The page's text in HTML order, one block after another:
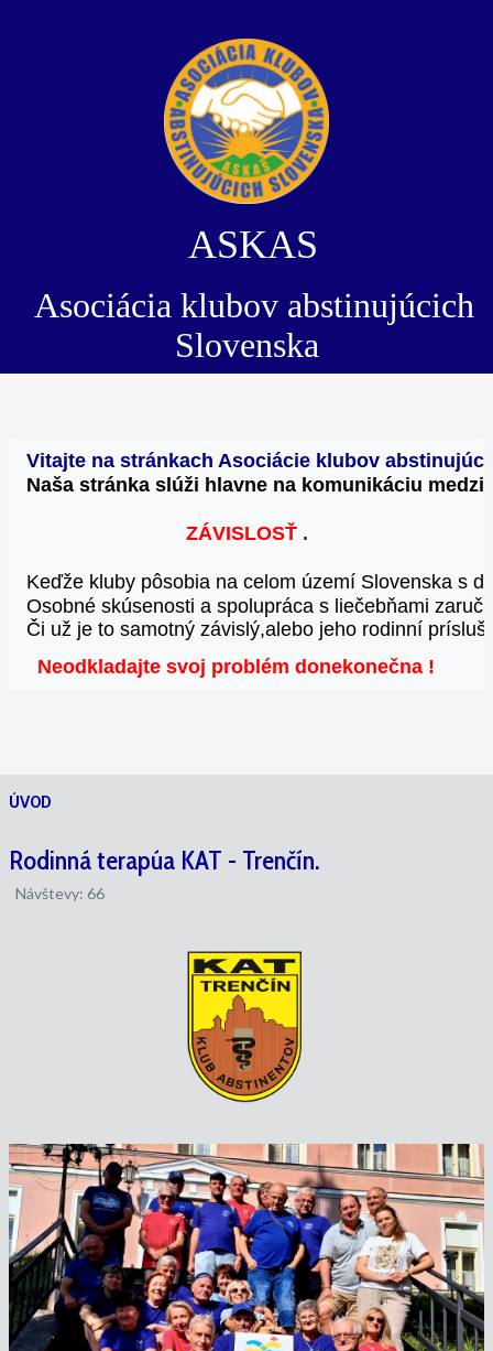
ASKAS
Asociácia klubov abstinujúcich
Slovenska
Vitajte na stránkach Asociácie klubov
Naša stránka slúži hlavne na komunikáciu
ZÁVISLOSŤ .
Keďže kluby pôsobia na celom území Slovenska s
Osobné skúsenosti a spolupráca s liečebňami
Či už je to samotný závislý,alebo jeho rodinní
Neodkladajte svoj problém donekonečna !
ÚVOD
Rodinná terapúa KAT - Trenčín.
Návštevy: 66